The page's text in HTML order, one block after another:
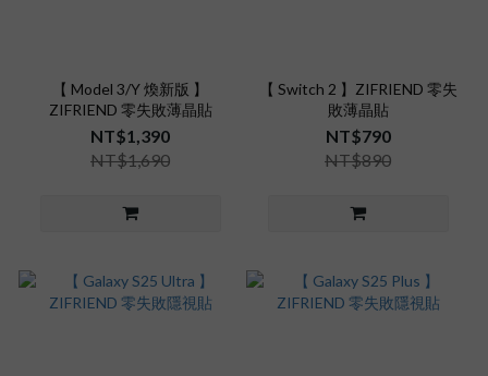
【 Model 3/Y 煥新版 】
ZIFRIEND 零失敗薄晶貼
NT$1,390
NT$1,690
【 Switch 2 】ZIFRIEND 零失
敗薄晶貼
NT$790
NT$890